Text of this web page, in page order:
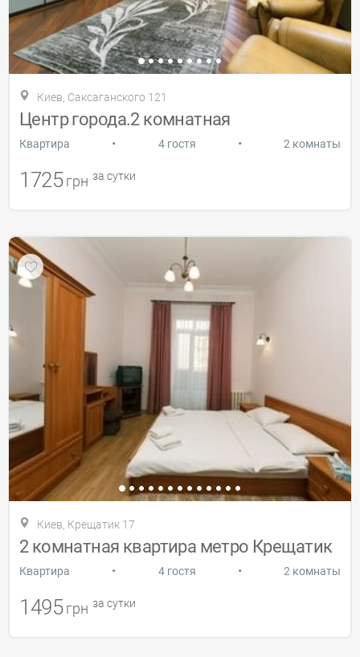
Киев, Саксаганского 121
Центр города.2 комнатная
Квартира • 4 гостя • 2 комнаты
1725 грн за сутки
Киев, Крещатик 17
2 комнатная квартира метро Крещатик
Квартира • 4 гостя • 2 комнаты
1495 грн за сутки